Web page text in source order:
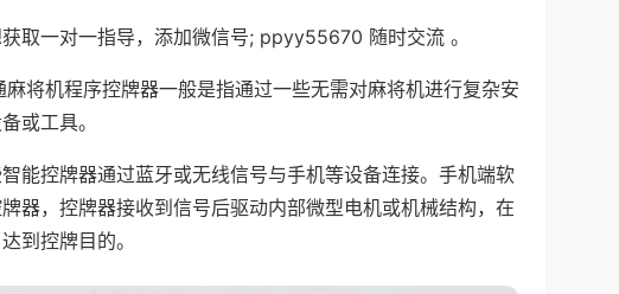
取一对一指导，添加微信号; ppyy55670 随时交流 。
将机程序控牌器一般是指通过一些无需对麻将机进行复杂安
或工具。
能控牌器通过蓝牙或无线信号与手机等设备连接。手机端软
器，控牌器接收到信号后驱动内部微型电机或机械结构，在
到控牌目的。